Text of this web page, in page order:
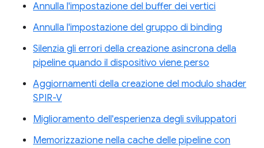
Annulla l'impostazione del buffer dei vertici
Annulla l'impostazione del gruppo di binding
Silenzia gli errori della creazione asincrona della
pipeline quando il dispositivo viene perso
Aggiornamenti della creazione del modulo shader
SPIR-V
Miglioramento dell'esperienza degli sviluppatori
Memorizzazione nella cache delle pipeline con